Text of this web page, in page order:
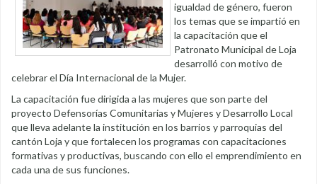
igualdad de género, fueron
los temas que se impartió en
la capacitación que el
Patronato Municipal de Loja
desarrolló con motivo de
celebrar el Día Internacional de la Mujer.
La capacitación fue dirigida a las mujeres que son parte del
proyecto Defensorías Comunitarias y Mujeres y Desarrollo Local
que lleva adelante la institución en los barrios y parroquias del
cantón Loja y que fortalecen los programas con capacitaciones
formativas y productivas, buscando con ello el emprendimiento en
cada una de sus funciones.